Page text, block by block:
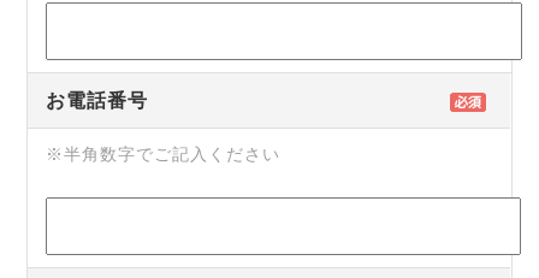
お電話番号
※半角数字でご記入ください